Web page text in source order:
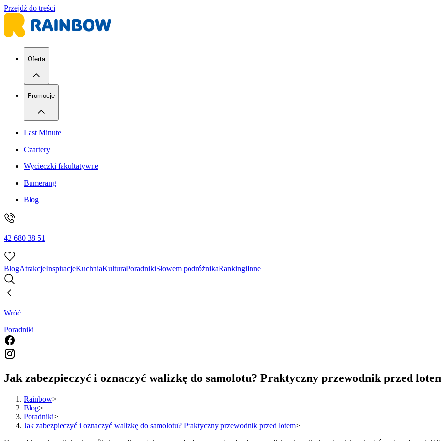
Przejdź do treści
Oferta
Promocje
Last Minute
Czartery
Wycieczki fakultatywne
Bumerang
Blog
42 680 38 51
BlogAtrakcjeInspiracjeKuchniaKulturaPoradnikiSłowem podróżnikaRankingiInne
Wróć
Poradniki
Jak zabezpieczyć i oznaczyć walizkę do samolotu? Praktyczny przewodnik przed
Rainbow>
Blog>
Poradniki>
Jak zabezpieczyć i oznaczyć walizkę do samolotu? Praktyczny przewodnik przed lotem>